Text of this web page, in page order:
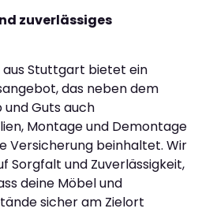
zuverlässiges
aus Stuttgart bietet ein
das neben dem
Guts auch
Montage und Demontage
Versicherung beinhaltet. Wir
Sorgfalt und Zuverlässigkeit,
deine Möbel und
sicher am Zielort